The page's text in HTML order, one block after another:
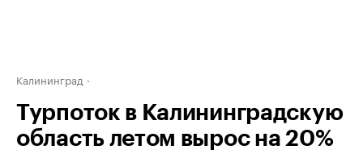
Калининград
Турпоток в Калининградскую
область летом вырос на 20%